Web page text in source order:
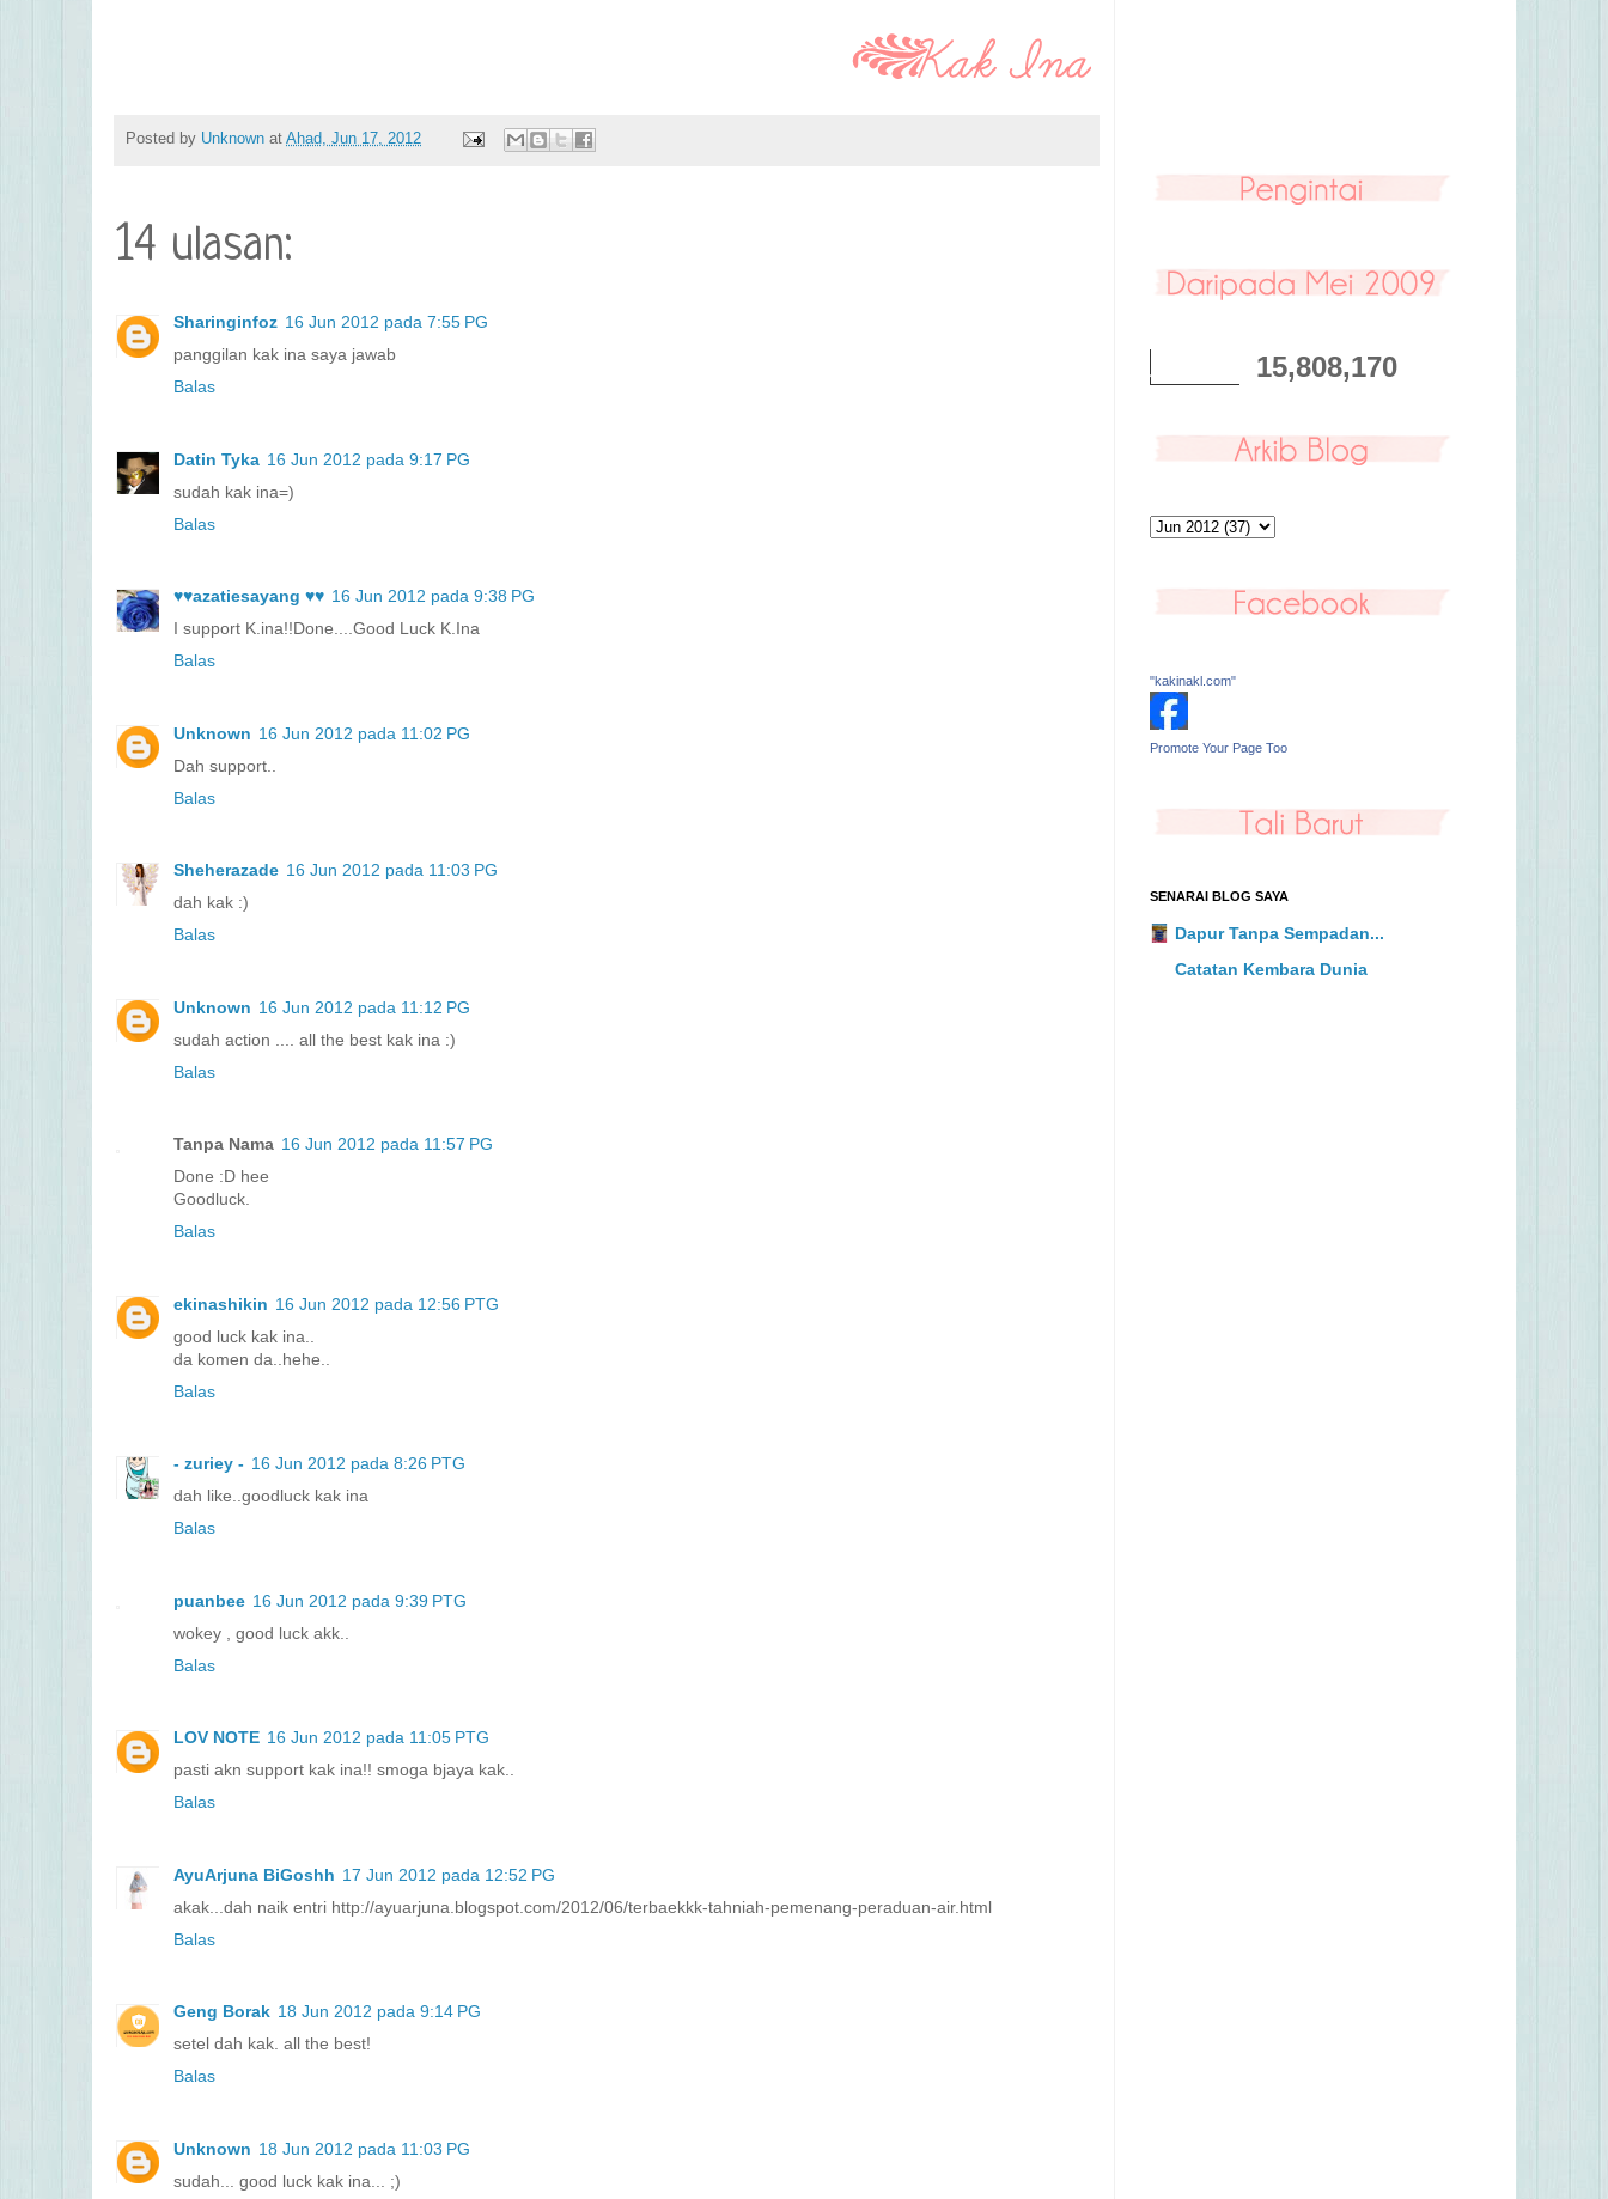
Posted by Unknown at Ahad, Jun 17, 2012
14 ulasan:
Sharinginfoz 16 Jun 2012 pada 7:55 PG
panggilan kak ina saya jawab
Balas
Datin Tyka 16 Jun 2012 pada 9:17 PG
sudah kak ina=)
Balas
♥♥azatiesayang ♥♥ 16 Jun 2012 pada 9:38 PG
I support K.ina!!Done....Good Luck K.Ina
Balas
Unknown 16 Jun 2012 pada 11:02 PG
Dah support..
Balas
Sheherazade 16 Jun 2012 pada 11:03 PG
dah kak :)
Balas
Unknown 16 Jun 2012 pada 11:12 PG
sudah action .... all the best kak ina :)
Balas
Tanpa Nama 16 Jun 2012 pada 11:57 PG
Done :D hee
Goodluck.
Balas
ekinashikin 16 Jun 2012 pada 12:56 PTG
good luck kak ina..
da komen da..hehe..
Balas
- zuriey - 16 Jun 2012 pada 8:26 PTG
dah like..goodluck kak ina
Balas
puanbee 16 Jun 2012 pada 9:39 PTG
wokey , good luck akk..
Balas
LOV NOTE 16 Jun 2012 pada 11:05 PTG
pasti akn support kak ina!! smoga bjaya kak..
Balas
AyuArjuna BiGoshh 17 Jun 2012 pada 12:52 PG
akak...dah naik entri http://ayuarjuna.blogspot.com/2012/06/terbaekkk-tahniah-pemenang-peraduan-air.html
Balas
Geng Borak 18 Jun 2012 pada 9:14 PG
setel dah kak. all the best!
Balas
Unknown 18 Jun 2012 pada 11:03 PG
sudah... good luck kak ina... ;)
15,808,170
"kakinakl.com"
Promote Your Page Too
SENARAI BLOG SAYA
Dapur Tanpa Sempadan...
Catatan Kembara Dunia